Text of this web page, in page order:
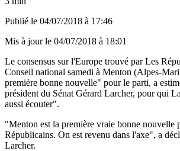
Publié le 04/07/2018 à 17:46
Mis à jour le 04/07/2018 à 18:01
Le consensus sur l'Europe trouvé par Les
Conseil national samedi à Menton (Alpes-
première bonne nouvelle" pour le parti, a
président du Sénat Gérard Larcher, pour qui
aussi écouter".
"Menton est la première vraie bonne nouvelle
Républicains. On est revenu dans l'axe", a
Larcher.